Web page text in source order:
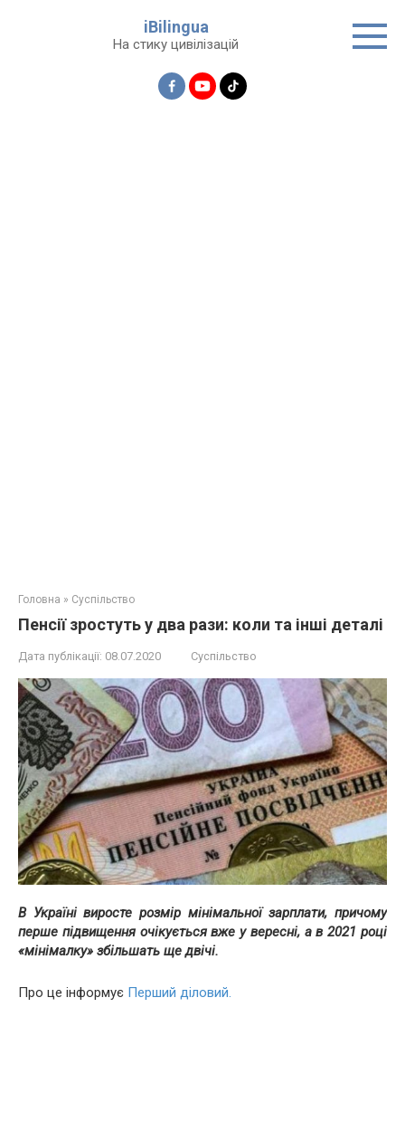
iBilingua
На стику цивілізацій
Головна » Суспільство
Пенсії зростуть у два рази: коли та інші деталі
Дата публікації: 08.07.2020 Суспільство
В Україні виросте розмір мінімальної зарплати, причому
перше підвищення очікується вже у вересні, а в 2021 році
«мінімалку» збільшать ще двічі.
Про це інформує Перший діловий.